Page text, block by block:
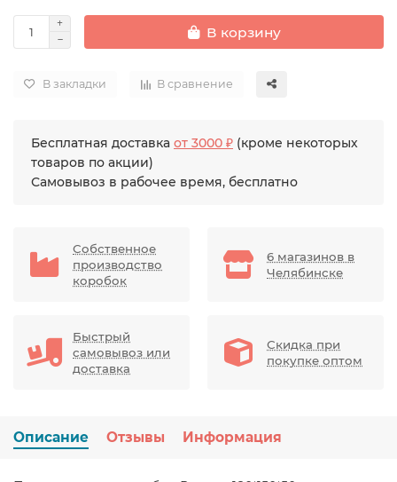
В корзину
В закладки В сравнение
Бесплатная доставка от 3000 ₽ (кроме некоторых
товаров по акции)
Самовывоз в рабочее время, бесплатно
Собственное
производство
коробок
6 магазинов в
Челябинске
Быстрый
самовывоз или
доставка
Скидка при
покупке оптом
Описание Отзывы Информация